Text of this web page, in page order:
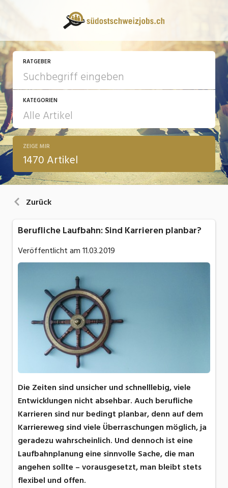
RATGEBER
KATEGORIEN
13 Fragen - 13 Antworten
Arbeit
ZEIGE MIR
1470 Artikel
Zurück
Berufliche Laufbahn: Sind Karrieren planbar?
Veröffentlicht am11.03.2019
Die Zeiten sind unsicher und schnelllebig, viele
Entwicklungen nicht absehbar. Auch berufliche
Karrieren sind nur bedingt planbar, denn auf dem
Karriereweg sind viele Überraschungen möglich, ja
geradezu wahrscheinlich. Und dennoch ist eine
Laufbahnplanung eine sinnvolle Sache, die man
angehen sollte – vorausgesetzt, man bleibt stets
flexibel und offen.